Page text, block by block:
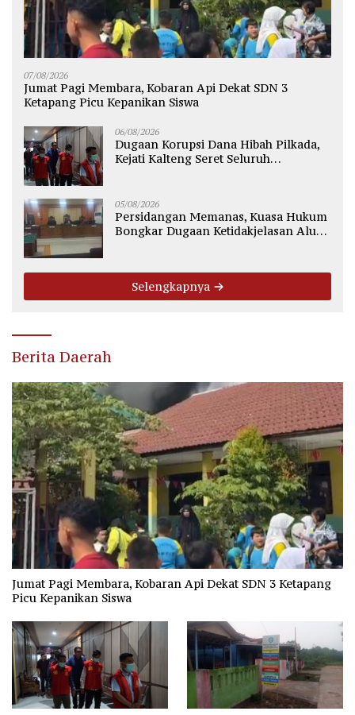
07/08/2026
Jumat Pagi Membara, Kobaran Api Dekat SDN 3
Ketapang Picu Kepanikan Siswa
06/08/2026
Dugaan Korupsi Dana Hibah Pilkada,
Kejati Kalteng Seret Seluruh
05/08/2026
Persidangan Memanas, Kuasa Hukum
Bongkar Dugaan Ketidakjelasan Alur
Selengkapnya
Berita Daerah
Jumat Pagi Membara, Kobaran Api Dekat SDN 3 Ketapang
Picu Kepanikan Siswa